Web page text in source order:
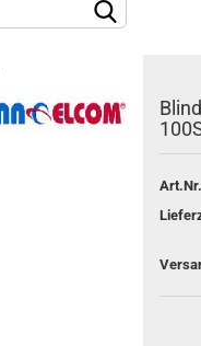
Passwort vergessen?